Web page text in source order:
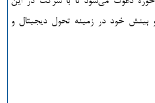
بینش خود در زمینه تحول دیجیتال و